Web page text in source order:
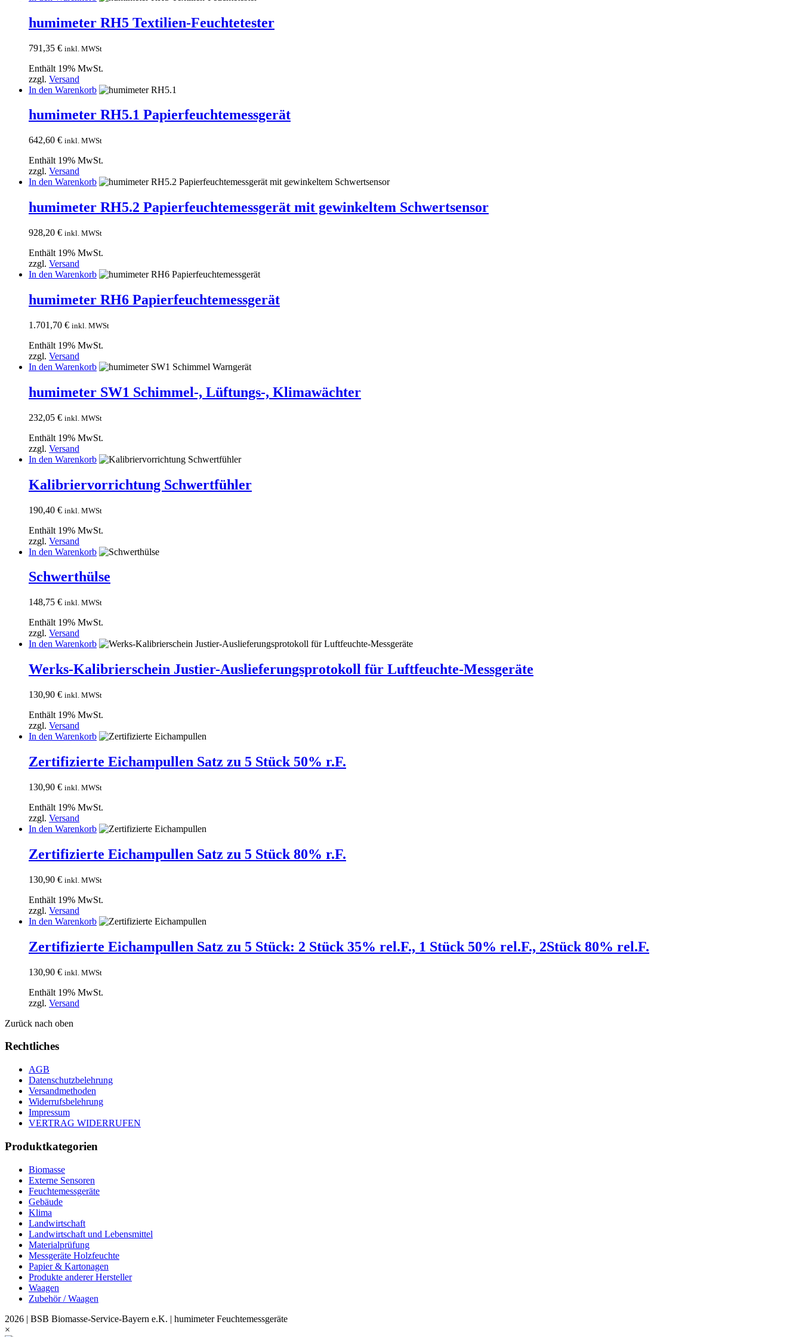
humimeter RH5 Textilien-Feuchtetester
791,35 € inkl. MWSt
Enthält 19% MwSt.
zzgl. Versand
In den Warenkorb
humimeter RH5.1 Papierfeuchtemessgerät
642,60 € inkl. MWSt
Enthält 19% MwSt.
zzgl. Versand
In den Warenkorb
humimeter RH5.2 Papierfeuchtemessgerät mit gewinkeltem Schwertsensor
928,20 € inkl. MWSt
Enthält 19% MwSt.
zzgl. Versand
In den Warenkorb
humimeter RH6 Papierfeuchtemessgerät
1.701,70 € inkl. MWSt
Enthält 19% MwSt.
zzgl. Versand
In den Warenkorb
humimeter SW1 Schimmel-, Lüftungs-, Klimawächter
232,05 € inkl. MWSt
Enthält 19% MwSt.
zzgl. Versand
In den Warenkorb
Kalibriervorrichtung Schwertfühler
190,40 € inkl. MWSt
Enthält 19% MwSt.
zzgl. Versand
In den Warenkorb
Schwerthülse
148,75 € inkl. MWSt
Enthält 19% MwSt.
zzgl. Versand
In den Warenkorb
Werks-Kalibrierschein Justier-Auslieferungsprotokoll für Luftfeuchte-Messgeräte
130,90 € inkl. MWSt
Enthält 19% MwSt.
zzgl. Versand
In den Warenkorb
Zertifizierte Eichampullen Satz zu 5 Stück 50% r.F.
130,90 € inkl. MWSt
Enthält 19% MwSt.
zzgl. Versand
In den Warenkorb
Zertifizierte Eichampullen Satz zu 5 Stück 80% r.F.
130,90 € inkl. MWSt
Enthält 19% MwSt.
zzgl. Versand
In den Warenkorb
Zertifizierte Eichampullen Satz zu 5 Stück: 2 Stück 35% rel.F., 1 Stück 50% rel.F., 2Stück 80% rel.F.
130,90 € inkl. MWSt
Enthält 19% MwSt.
zzgl. Versand
Zurück nach oben
Rechtliches
AGB
Datenschutzbelehrung
Versandmethoden
Widerrufsbelehrung
Impressum
VERTRAG WIDERRUFEN
Produktkategorien
Biomasse
Externe Sensoren
Feuchtemessgeräte
Gebäude
Klima
Landwirtschaft
Landwirtschaft und Lebensmittel
Materialprüfung
Messgeräte Holzfeuchte
Papier & Kartonagen
Produkte anderer Hersteller
Waagen
Zubehör / Waagen
2026 | BSB Biomasse-Service-Bayern e.K. | humimeter Feuchtemessgeräte
×